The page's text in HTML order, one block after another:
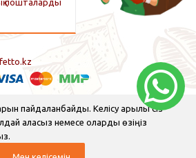
пайдаланбайды. Келісу арқылы сіз
аласыз немесе оларды өзіңіз
пошталарды
— кофе жабдықтары және кофе